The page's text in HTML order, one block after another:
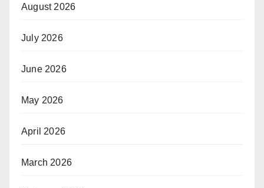
August 2026
July 2026
June 2026
May 2026
April 2026
March 2026